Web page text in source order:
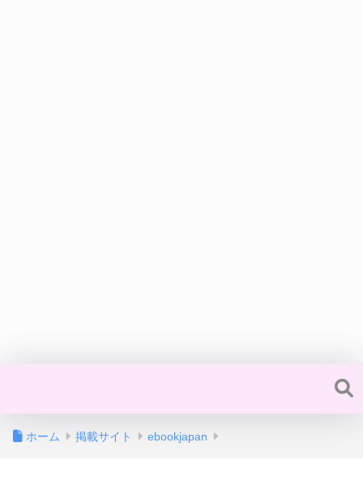
ホーム 掲載サイト ebookjapan